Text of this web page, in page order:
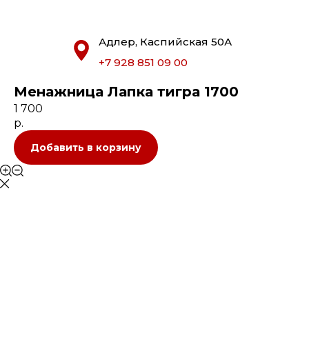
Адлер, Каспийская 50А
+7 928 851 09 00
Менажница Лапка тигра 1700
1 700
р.
Добавить в корзину